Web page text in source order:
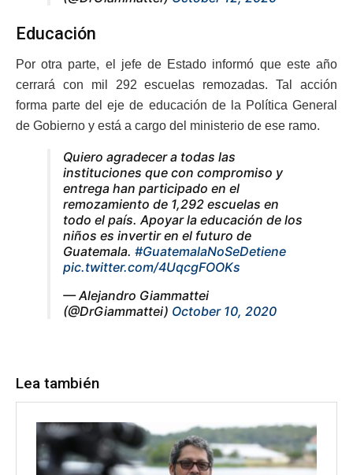
Educación
Por otra parte, el jefe de Estado informó que este año
cerrará con mil 292 escuelas remozadas. Tal acción
forma parte del eje de educación de la Política General
de Gobierno y está a cargo del ministerio de ese ramo.
Quiero agradecer a todas las
instituciones que con compromiso y
entrega han participado en el
remozamiento de 1,292 escuelas en
todo el país. Apoyar la educación de los
niños es invertir en el futuro de
Guatemala. #GuatemalaNoSeDetiene
pic.twitter.com/4UqcgFOOKs
— Alejandro Giammattei
(@DrGiammattei) October 10, 2020
Lea también